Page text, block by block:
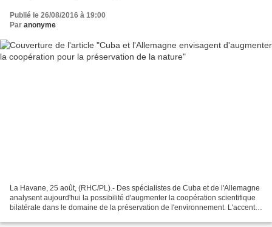
Publié le 26/08/2016 à 19:00
Par anonyme
La Havane, 25 août, (RHC/PL).- Des spécialistes de Cuba et de l'Allemagne
analysent aujourd'hui la possibilité d'augmenter la coopération scientifique
bilatérale dans le domaine de la préservation de l'environnement. L'accent